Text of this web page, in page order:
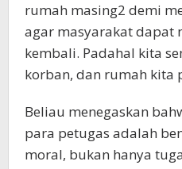
rumah masing2 demi
agar masyarakat dapat
kembali. Padahal kita
korban, dan rumah kita
Beliau menegaskan
para petugas adalah
moral, bukan hanya